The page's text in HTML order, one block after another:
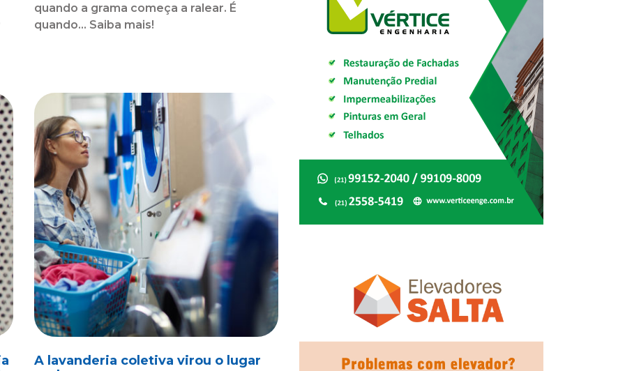
quando a grama começa a ralear. É
quando... Saiba mais!
A lavanderia coletiva virou o lugar